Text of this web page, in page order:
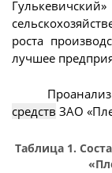
роста
лучшее
средств ЗАО
Таблица 1.